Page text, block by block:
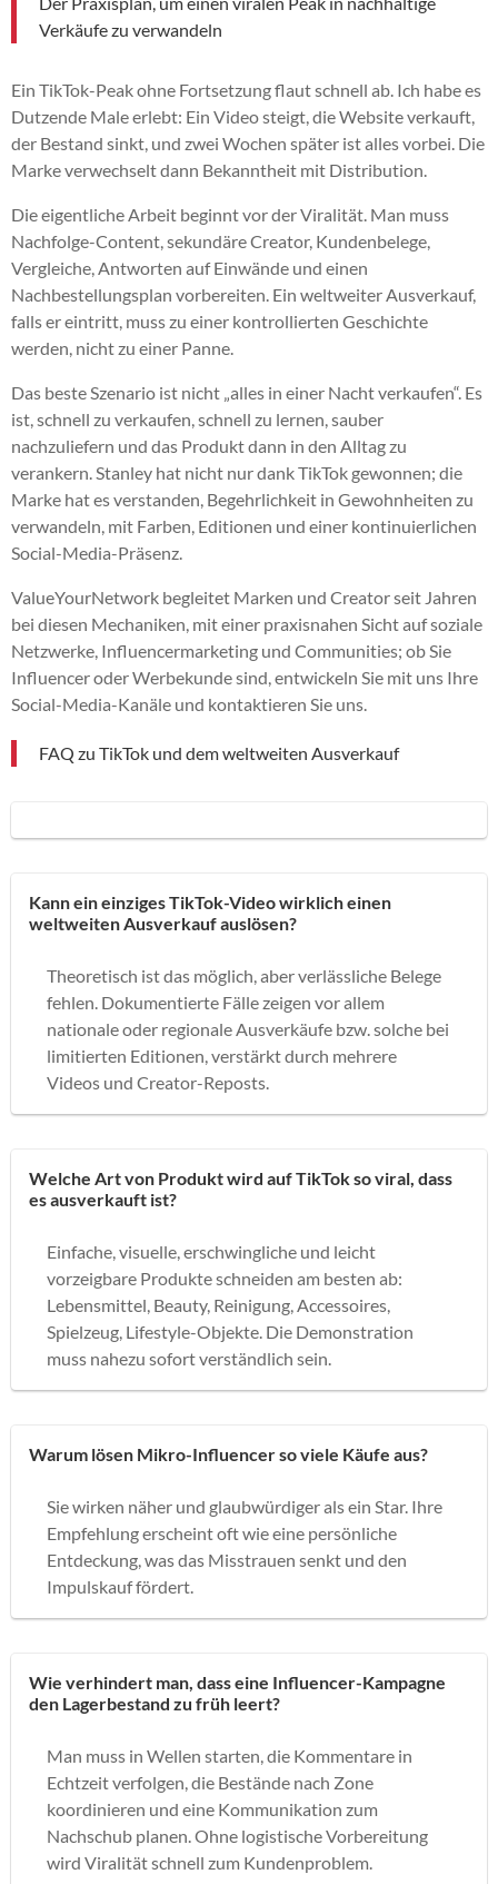
Verkäufe zu verwandeln
Ein TikTok-Peak ohne Fortsetzung flaut schnell ab. Ich habe es
Dutzende Male erlebt: Ein Video steigt, die Website verkauft,
der Bestand sinkt, und zwei Wochen später ist alles vorbei. Die
Marke verwechselt dann Bekanntheit mit Distribution.
Die eigentliche Arbeit beginnt vor der Viralität. Man muss
Nachfolge-Content, sekundäre Creator, Kundenbelege,
Vergleiche, Antworten auf Einwände und einen
Nachbestellungsplan vorbereiten. Ein weltweiter Ausverkauf,
falls er eintritt, muss zu einer kontrollierten Geschichte
werden, nicht zu einer Panne.
Das beste Szenario ist nicht „alles in einer Nacht verkaufen“. Es
ist, schnell zu verkaufen, schnell zu lernen, sauber
nachzuliefern und das Produkt dann in den Alltag zu
verankern. Stanley hat nicht nur dank TikTok gewonnen; die
Marke hat es verstanden, Begehrlichkeit in Gewohnheiten zu
verwandeln, mit Farben, Editionen und einer kontinuierlichen
Social-Media-Präsenz.
ValueYourNetwork begleitet Marken und Creator seit Jahren
bei diesen Mechaniken, mit einer praxisnahen Sicht auf soziale
Netzwerke, Influencermarketing und Communities; ob Sie
Influencer oder Werbekunde sind, entwickeln Sie mit uns Ihre
Social-Media-Kanäle und kontaktieren Sie uns.
FAQ zu TikTok und dem weltweiten Ausverkauf
Kann ein einziges TikTok-Video wirklich einen
weltweiten Ausverkauf auslösen?
Theoretisch ist das möglich, aber verlässliche Belege
fehlen. Dokumentierte Fälle zeigen vor allem
nationale oder regionale Ausverkäufe bzw. solche bei
limitierten Editionen, verstärkt durch mehrere
Videos und Creator-Reposts.
Welche Art von Produkt wird auf TikTok so viral, dass
es ausverkauft ist?
Einfache, visuelle, erschwingliche und leicht
vorzeigbare Produkte schneiden am besten ab:
Lebensmittel, Beauty, Reinigung, Accessoires,
Spielzeug, Lifestyle-Objekte. Die Demonstration
muss nahezu sofort verständlich sein.
Warum lösen Mikro-Influencer so viele Käufe aus?
Sie wirken näher und glaubwürdiger als ein Star. Ihre
Empfehlung erscheint oft wie eine persönliche
Entdeckung, was das Misstrauen senkt und den
Impulskauf fördert.
Wie verhindert man, dass eine Influencer-Kampagne
den Lagerbestand zu früh leert?
Man muss in Wellen starten, die Kommentare in
Echtzeit verfolgen, die Bestände nach Zone
koordinieren und eine Kommunikation zum
Nachschub planen. Ohne logistische Vorbereitung
wird Viralität schnell zum Kundenproblem.